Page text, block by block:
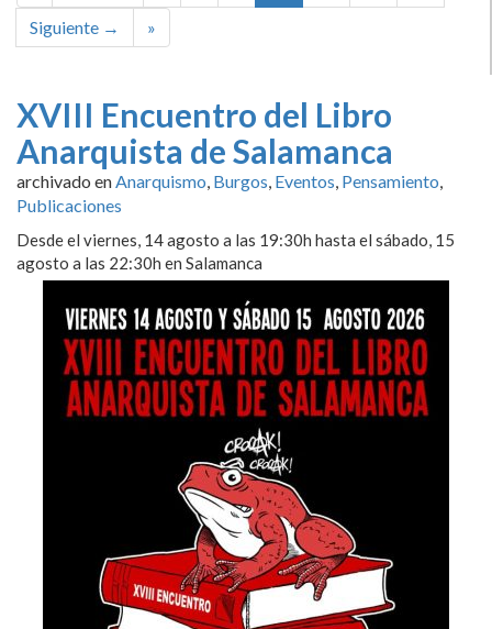
Siguiente →
»
XVIII Encuentro del Libro
Anarquista de Salamanca
archivado enAnarquismo, Burgos, Eventos, Pensamiento,
Publicaciones
Desde el viernes, 14 agosto a las 19:30h hasta el sábado, 15
agosto a las 22:30h en Salamanca